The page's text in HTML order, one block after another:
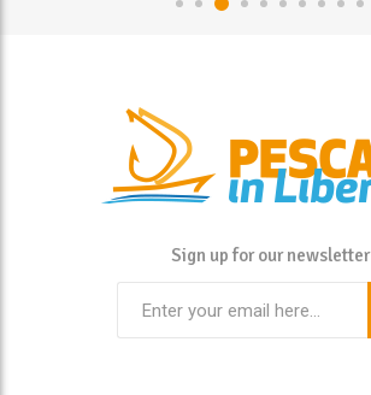
Sign up for our newsletter